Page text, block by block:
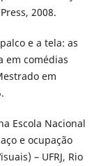
2008.
e a tela: as
em comédias
em
Escola Nacional
e ocupação
– UFRJ, Rio